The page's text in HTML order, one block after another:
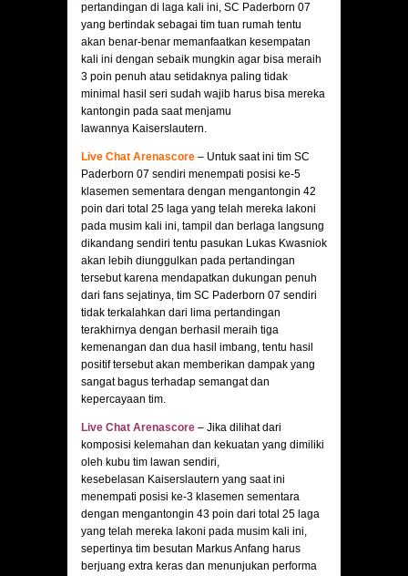
pertandingan di laga kali ini, SC Paderborn 07
yang bertindak sebagai tim tuan rumah tentu
akan benar-benar memanfaatkan kesempatan
kali ini dengan sebaik mungkin agar bisa meraih
3 poin penuh atau setidaknya paling tidak
minimal hasil seri sudah wajib harus bisa mereka
kantongin pada saat menjamu
lawannya Kaiserslautern.
Live Chat Arenascore – Untuk saat ini tim SC
Paderborn 07 sendiri menempati posisi ke-5
klasemen sementara dengan mengantongin 42
poin dari total 25 laga yang telah mereka lakoni
pada musim kali ini, tampil dan berlaga langsung
dikandang sendiri tentu pasukan Lukas Kwasniok
akan lebih diunggulkan pada pertandingan
tersebut karena mendapatkan dukungan penuh
dari fans sejatinya, tim SC Paderborn 07 sendiri
tidak terkalahkan dari lima pertandingan
terakhirnya dengan berhasil meraih tiga
kemenangan dan dua hasil imbang, tentu hasil
positif tersebut akan memberikan dampak yang
sangat bagus terhadap semangat dan
kepercayaan tim.
Live Chat Arenascore – Jika dilihat dari
komposisi kelemahan dan kekuatan yang dimiliki
oleh kubu tim lawan sendiri,
kesebelasan Kaiserslautern yang saat ini
menempati posisi ke-3 klasemen sementara
dengan mengantongin 43 poin dari total 25 laga
yang telah mereka lakoni pada musim kali ini,
sepertinya tim besutan Markus Anfang harus
berjuang extra keras dan menunjukan performa